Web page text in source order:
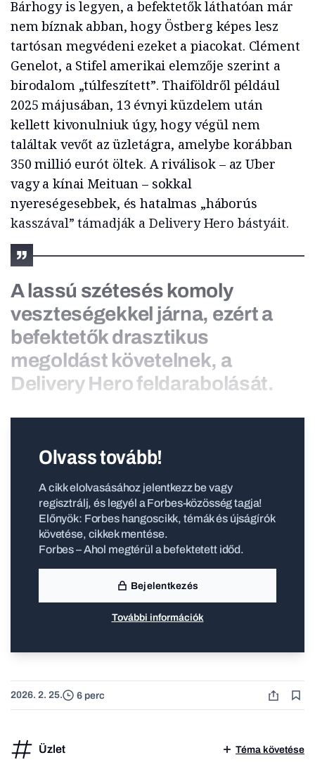
Bárhogy is legyen, a befektetők láthatóan már
nem bíznak abban, hogy Östberg képes lesz
tartósan megvédeni ezeket a piacokat. Clément
Genelot, a Stifel amerikai elemzője szerint a
birodalom „túlfeszített”. Thaiföldről például
2025 májusában, 13 évnyi küzdelem után
kellett kivonulniuk úgy, hogy végül nem
találtak vevőt az üzletágra, amelybe korábban
350 millió eurót öltek. A riválisok – az Uber
vagy a kínai Meituan – sokkal
nyereségesebbek, és hatalmas „háborús
kasszával” támadják a Delivery Hero bástyáit.
A lassú szétesés komoly
veszteségekkel járna, ezért a
befektetők drasztikus
megoldást követelnek, a
Delivery Hero feldarabolását.
Olvass tovább!
A cikk elolvasásához jelentkezz be vagy
regisztrálj, és legyél a Forbes-közösség tagja!
Előnyök: Forbes hangoscikk, témák és újságírók
követése, cikkek mentése.
Forbes – Ahol megtérül a befektetett időd.
Bejelentkezés
További információk
2026. 2. 25. 6 perc
Üzlet Téma követése